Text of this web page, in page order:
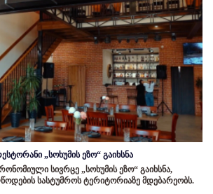
„სოხუმის ეზო“ გაიხსნა
სივრცე „სოხუმის ეზო“ გაიხსნა,
სასტუმროს ტერიტორიაზე მდებარეობს.